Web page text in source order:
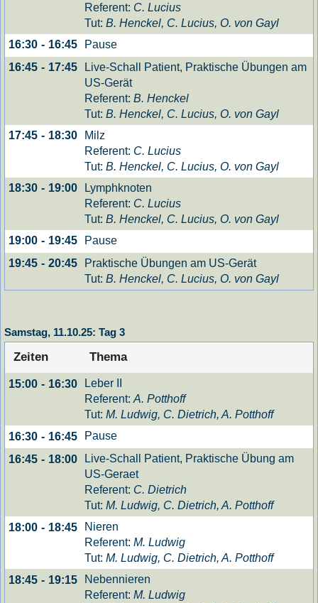
Referent: C. Lucius
Tut: B. Henckel, C. Lucius, O. von Gayl
16:30 - 16:45
Pause
16:45 - 17:45
Live-Schall Patient, Praktische Übungen am
US-Gerät
Referent: B. Henckel
Tut: B. Henckel, C. Lucius, O. von Gayl
17:45 - 18:30
Milz
Referent: C. Lucius
Tut: B. Henckel, C. Lucius, O. von Gayl
18:30 - 19:00
Lymphknoten
Referent: C. Lucius
Tut: B. Henckel, C. Lucius, O. von Gayl
19:00 - 19:45
Pause
19:45 - 20:45
Praktische Übungen am US-Gerät
Tut: B. Henckel, C. Lucius, O. von Gayl
Samstag, 11.10.25: Tag 3
Zeiten Thema
15:00 - 16:30
Leber II
Referent: A. Potthoff
Tut: M. Ludwig, C. Dietrich, A. Potthoff
16:30 - 16:45
Pause
16:45 - 18:00
Live-Schall Patient, Praktische Übung am
US-Geraet
Referent: C. Dietrich
Tut: M. Ludwig, C. Dietrich, A. Potthoff
18:00 - 18:45
Nieren
Referent: M. Ludwig
Tut: M. Ludwig, C. Dietrich, A. Potthoff
18:45 - 19:15
Nebennieren
Referent: M. Ludwig